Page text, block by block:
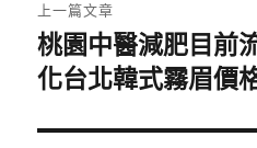
章
導
覽
上一篇文章
上
一
文
桃園中醫減肥目前
化台北韓式霧眉價